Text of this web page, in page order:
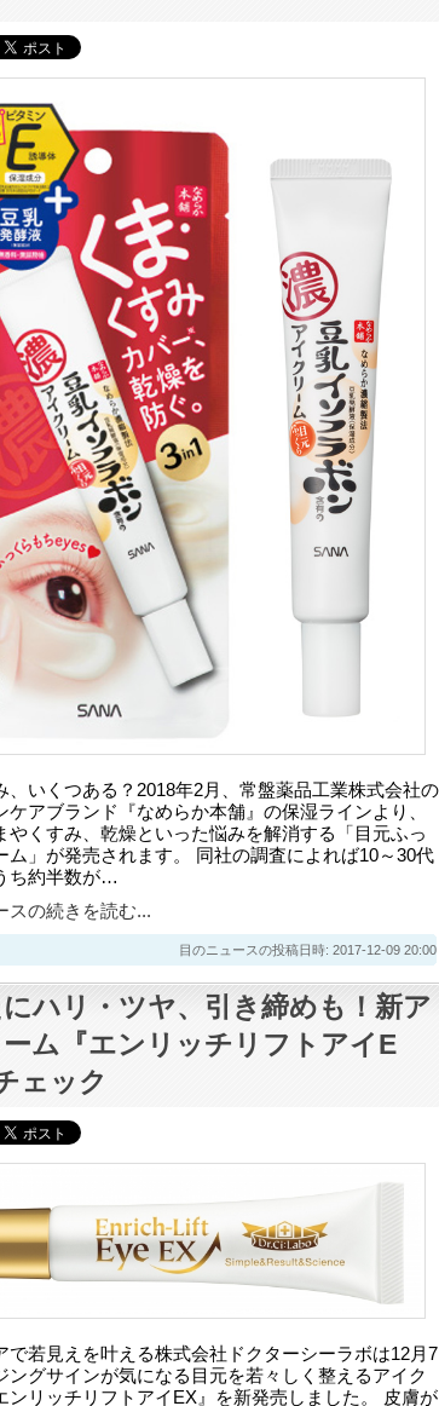
、いくつある？2018年2月、常盤薬品工業株式会社の
ケアブランド『なめらか本舗』の保湿ラインより、
やくすみ、乾燥といった悩みを解消する「目元ふっ
ム」が発売されます。 同社の調査によれば10～30代
ち約半数が…
スの続きを読む...
目のニュースの投稿日時: 2017-12-09 20:00
ハリ・ツヤ、引き締めも！新ア
ム『エンリッチリフトアイE
ェック
で若見えを叶える株式会社ドクターシーラボは12月7
ングサインが気になる目元を若々しく整えるアイク
ンリッチリフトアイEX』を新発売しました。 皮膚が